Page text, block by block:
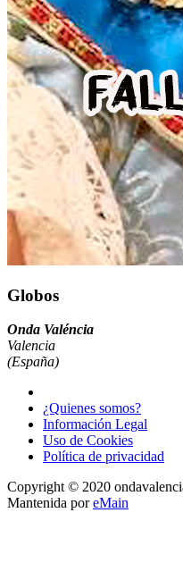
Globos
Onda Valéncia
Valencia
(España)
¿Quienes somos?
Información Legal
Uso de Cookies
Política de privacidad
Copyright © 2020
Mantenida poreMain